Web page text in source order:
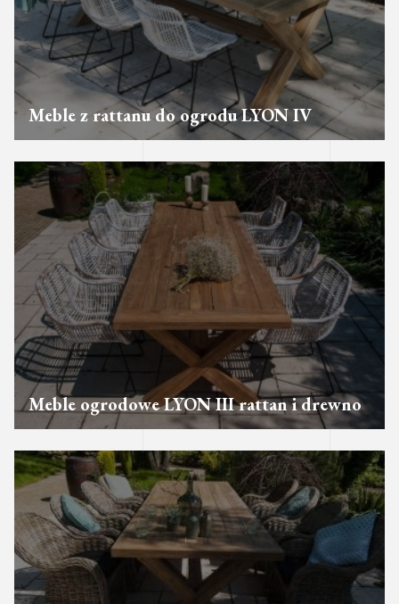
Meble z rattanu do ogrodu LYON IV
Meble ogrodowe LYON III rattan i drewno